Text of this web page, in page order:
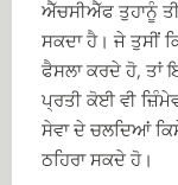
ਐੱਚਸੀਐੱਫ ਤੁਹਾਨੂੰ
ਸਕਦਾ ਹੈ। ਜੇ ਤੁਸੀਂ
ਫੈਸਲਾ ਕਰਦੇ ਹੋ, ਤਾਂ
ਪ੍ਰਤੀ ਕੋਈ ਵੀ
ਸੇਵਾ ਦੇ ਚਲਦਿਆਂ
ਠਹਿਰਾ ਸਕਦੇ ਹੋ।